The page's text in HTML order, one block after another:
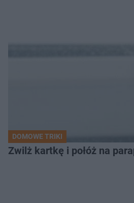
DOMOWE TRIKI
Zwilż kartkę i połóż na